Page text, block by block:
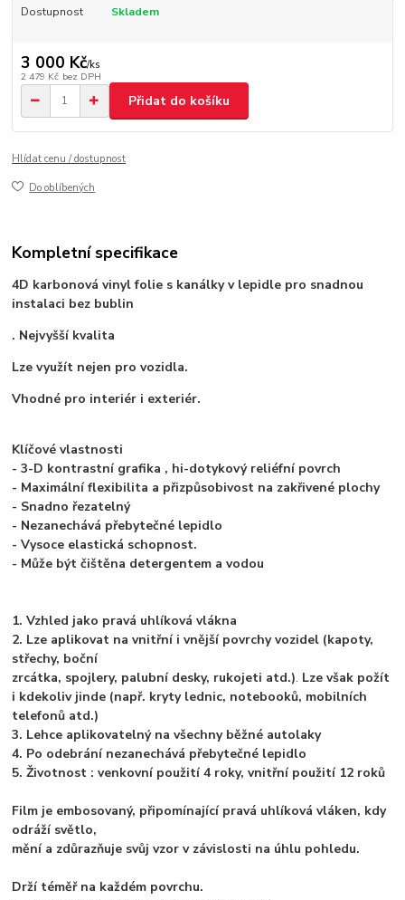
Dostupnost Skladem
3 000 Kč/ks
2 479 Kč bez DPH
Přidat do košíku
Hlídat cenu / dostupnost
Do oblíbených
Kompletní specifikace
4D karbonová vinyl folie s kanálky v lepidle pro snadnou
instalaci bez bublin
. Nejvyšší kvalita
Lze využít nejen pro vozidla.
Vhodné pro interiér i exteriér.
Klíčové vlastnosti
- 3-D kontrastní grafika , hi-dotykový reliéfní povrch
- Maximální flexibilita a přizpůsobivost na zakřivené plochy
- Snadno řezatelný
- Nezanechává přebytečné lepidlo
- Vysoce elastická schopnost.
- Může být čištěna detergentem a vodou
1. Vzhled jako pravá uhlíková vlákna
2. Lze aplikovat na vnitřní i vnější povrchy vozidel (kapoty,
střechy, boční
zrcátka, spojlery, palubní desky, rukojeti atd.). Lze však požít
i kdekoliv jinde (např. kryty lednic, notebooků, mobilních
telefonů atd.)
3. Lehce aplikovatelný na všechny běžné autolaky
4. Po odebrání nezanechává přebytečné lepidlo
5. Životnost : venkovní použití 4 roky, vnitřní použití 12 roků
Film je embosovaný, připomínající pravá uhlíková vláken, kdy
odráží světlo,
mění a zdůrazňuje svůj vzor v závislosti na úhlu pohledu.
Drží téměř na každém povrchu.